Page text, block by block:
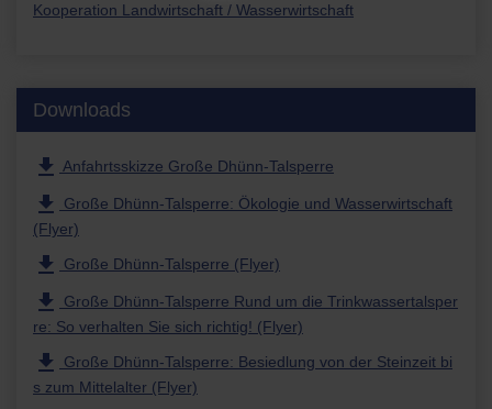
Kooperation Landwirtschaft / Wasserwirtschaft
Downloads
file_download Anfahrtsskizze Große Dhünn-Talsperre
file_download
Große Dhünn-Talsperre: Ökologie und Wasserwirtschaft
(Flyer)
file_download Große Dhünn-Talsperre (Flyer)
file_download
Große Dhünn-Talsperre Rund um die Trinkwassertalsper
re: So verhalten Sie sich richtig! (Flyer)
file_download
Große Dhünn-Talsperre: Besiedlung von der Steinzeit bi
s zum Mittelalter (Flyer)